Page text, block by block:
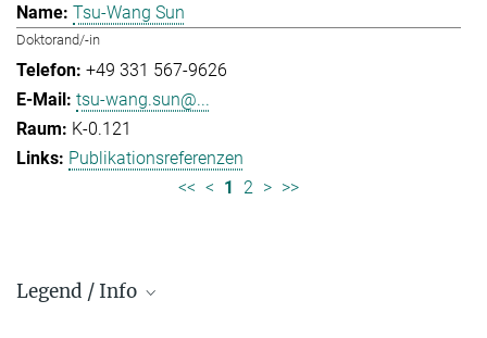
Tsu-Wang Sun
Doktorand/-in
+49 331 567-9626
tsu-wang.sun@...
K-0.121
Publikationsreferenzen
<< < 1 2 > >>
Legend / Info